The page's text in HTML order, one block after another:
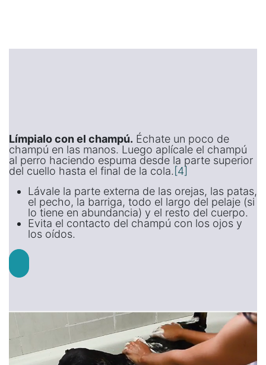
Límpialo con el champú. Échate un poco de
champú en las manos. Luego aplícale el champú
al perro haciendo espuma desde la parte superior
del cuello hasta el final de la cola. [4]
Lávale la parte externa de las orejas, las patas,
el pecho, la barriga, todo el largo del pelaje (si
lo tiene en abundancia) y el resto del cuerpo.
Evita el contacto del champú con los ojos y
los oídos.